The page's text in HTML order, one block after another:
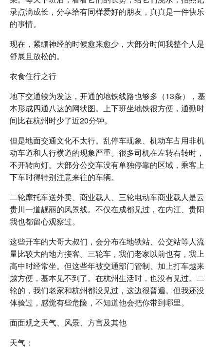
录点滴成长，分享给有同样爱好的朋友，真真是一件快乐
的事情。
现在，紧绷神经的时候愈来愈少，大部分时间我整个人是
舒展且放松的。
衣食住行之行
地下交通较为发达，开通的地铁线路也够多（13条），基
本形成四通八达的网状图。上下班坐地铁很方便，通勤时
间比在杭州时少了近20分钟。
但是地面交通文化不太行。乱停车现象、机动车占用非机
动车道和人行横道的现象严重。很多司机在左转右转时，
不开转向灯。大部分公交车没有单独停靠的区域，乘客上
下车时得特别注意来往的车辆。
二轮摩托车送外卖、商业载人、三轮电动车商业载人是云
贵川一道靓丽的风景线。不仅在成都见过，在内江、贵阳
我也都留心观察过。
这些开车的大哥大叔们，会分布在地铁站、公交站等人流
量比较大的地方接客。三轮车，我们老家以前也有，我上
高中时经常坐。但这些年被交通部门管制、加上打车越来
越方便，基本见不到了。在杭州生活时，也没有见过。二
轮的，我们老家和杭州都没见过，这边很普遍。但我还没
体验过，感觉有些危险，不知道他会把你带到哪里。
面面观之天气、风景、方言及其他
天气：